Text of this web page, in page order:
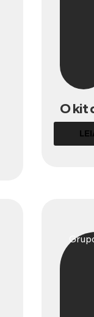
O kit